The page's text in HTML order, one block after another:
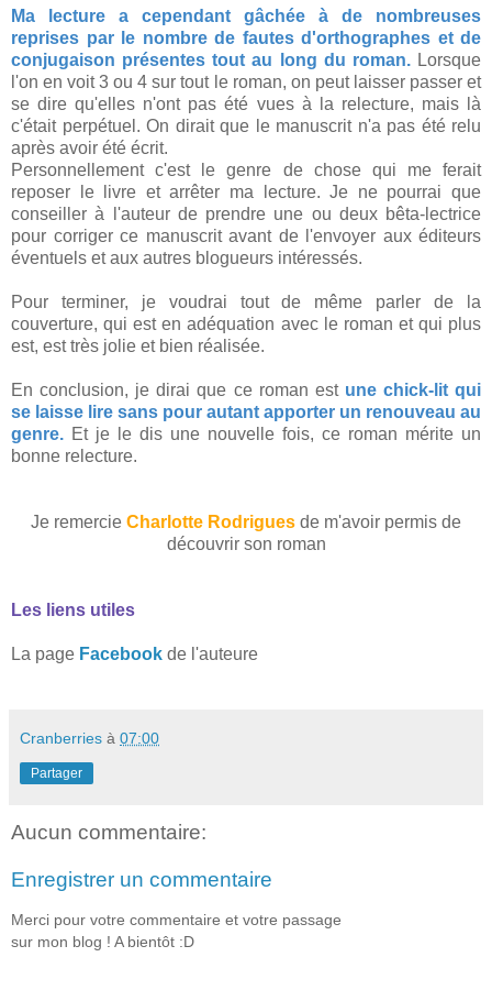
Ma lecture a cependant gâchée à de nombreuses
reprises par le nombre de fautes d'orthographes et de
conjugaison présentes tout au long du roman. Lorsque
l'on en voit 3 ou 4 sur tout le roman, on peut laisser passer et
se dire qu'elles n'ont pas été vues à la relecture, mais là
c'était perpétuel. On dirait que le manuscrit n'a pas été relu
après avoir été écrit.
Personnellement c'est le genre de chose qui me ferait
reposer le livre et arrêter ma lecture. Je ne pourrai que
conseiller à l'auteur de prendre une ou deux bêta-lectrice
pour corriger ce manuscrit avant de l'envoyer aux éditeurs
éventuels et aux autres blogueurs intéressés.
Pour terminer, je voudrai tout de même parler de la
couverture, qui est en adéquation avec le roman et qui plus
est, est très jolie et bien réalisée.
En conclusion, je dirai que ce roman est une chick-lit qui
se laisse lire sans pour autant apporter un renouveau au
genre. Et je le dis une nouvelle fois, ce roman mérite un
bonne relecture.
Je remercie Charlotte Rodrigues de m'avoir permis de
découvrir son roman
Les liens utiles
La page Facebook de l'auteure
Cranberries à 07:00
Partager
Aucun commentaire:
Enregistrer un commentaire
Merci pour votre commentaire et votre passage
sur mon blog ! A bientôt :D